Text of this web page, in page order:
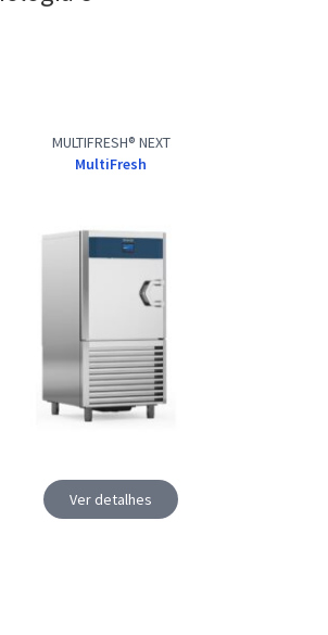
MULTIFRESH® NEXT
MultiFresh
Ver detalhes